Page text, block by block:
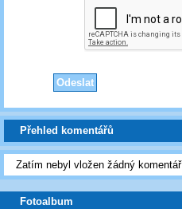
Přehled komentářů
Zatím nebyl vložen žádný komentář
Fotoalbum